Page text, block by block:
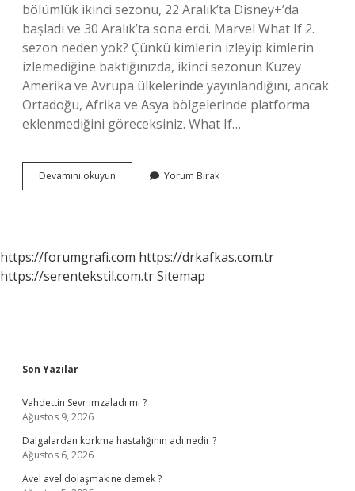
bölümlük ikinci sezonu, 22 Aralık’ta Disney+’da
başladı ve 30 Aralık’ta sona erdi. Marvel What If 2.
sezon neden yok? Çünkü kimlerin izleyip kimlerin
izlemediğine baktığınızda, ikinci sezonun Kuzey
Amerika ve Avrupa ülkelerinde yayınlandığını, ancak
Ortadoğu, Afrika ve Asya bölgelerinde platforma
eklenmediğini göreceksiniz. What If…
Devamını okuyun
If
Zaman
Gelecek
Yorum Bırak
https://forumgrafi.com https://drkafkas.com.tr
https://serentekstil.com.trSitemap
Sidebar
Son Yazılar
Vahdettin Sevr imzaladı mı ?
Ağustos 9, 2026
Dalgalardan korkma hastalığının adı nedir ?
Ağustos 6, 2026
Avel avel dolaşmak ne demek ?